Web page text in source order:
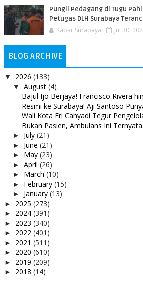
Pungli Pedagang di Tugu
Petugas DLH Surabaya
Kabar Surabaya Jul 30,
BLOG ARCHIVE
▼ 2026 (133)
▼ August (4)
Bajul Ijo Berjaya! Francisco Rivera
Resmi ke Surabaya! Aji Santoso
Wali Kota Eri Cahyadi Tegur
Bukan Pasien, Ambulans Ini Ternyata
► July (21)
► June (21)
► May (23)
► April (26)
► March (10)
► February (15)
► January (13)
► 2025 (273)
► 2024 (391)
► 2023 (340)
► 2022 (401)
► 2021 (511)
► 2020 (610)
► 2019 (209)
► 2018 (14)